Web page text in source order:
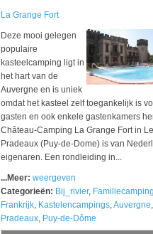
La Grange Fort
Deze mooi gelegen
populaire
kasteelcamping ligt in
het hart van de
Auvergne en is uniek
omdat het kasteel zelf toegankelijk is
gasten en ook enkele gastenkamers
Château-Camping La Grange Fort in
Pradeaux (Puy-de-Dome) is van
eigenaren. Een rondleiding in...
...Meer: weergeven
Categorieën: Bij_rivier,
Frankrijk, Kastelencampings,Auvergne
Pradeaux, Puy-de-Dôme